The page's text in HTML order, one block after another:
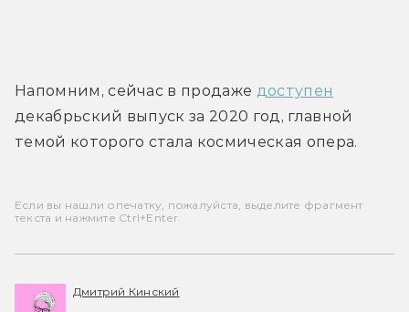
Напомним, сейчас в продаже доступен
декабрьский выпуск за 2020 год, главной
темой которого стала космическая опера.
Если вы нашли опечатку, пожалуйста, выделите фрагмент
текста и нажмите Ctrl+Enter.
Дмитрий Кинский